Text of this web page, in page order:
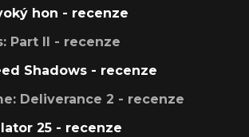
hon - recenze
Part II - recenze
Shadows - recenze
Deliverance 2 - recenze
25 - recenze